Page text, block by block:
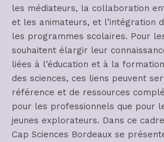
les médiateurs, la collaboration
et les animateurs, et l’intégration
les programmes scolaires. Pour
souhaitent élargir leur
liées à l’éducation et à la
des sciences, ces liens peuvent
référence et de ressources
pour les professionnels que pour
jeunes explorateurs. Dans ce
Cap Sciences Bordeaux se